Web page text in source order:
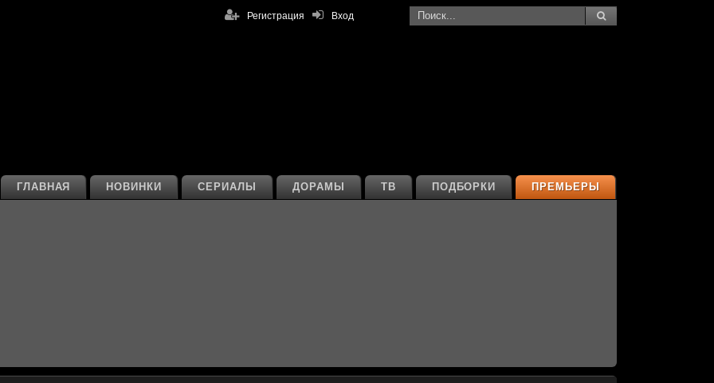
Вход
Регистрация
ПРЕМЬЕРЫ
ПОДБОРКИ
ТВ
ДОРАМЫ
СЕРИАЛЫ
НОВИНКИ
ГЛАВНАЯ